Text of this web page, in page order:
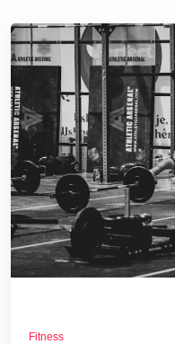
Fitness